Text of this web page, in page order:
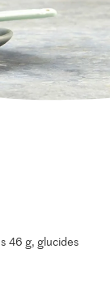
46 g, glucides